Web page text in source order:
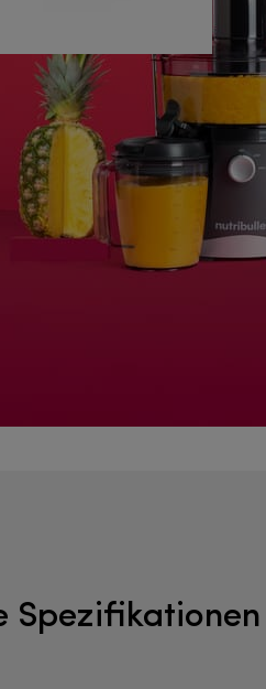
Spezifikationen